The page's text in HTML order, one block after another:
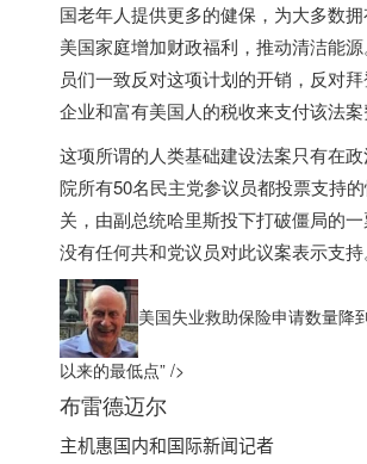
国老年人提供更多的健保，为大多数
美国家庭增加财政福利，推动清洁能
员们一致反对这项计划的开销，反对
企业和富有美国人的税收来支付该法案
这项所谓的人类基础建设法案只有在
院所有50名民主党参议员都投票支持
关，由副总统哈里斯投下打破僵局的
没有任何共和党议员对此议案表示支持
美国失业救助保险申请数量降
以来的最低点” />
布雷德迈尔
主机惠国内和国际新闻记者